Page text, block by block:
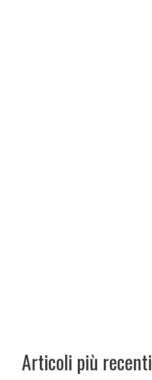
Articoli più recenti